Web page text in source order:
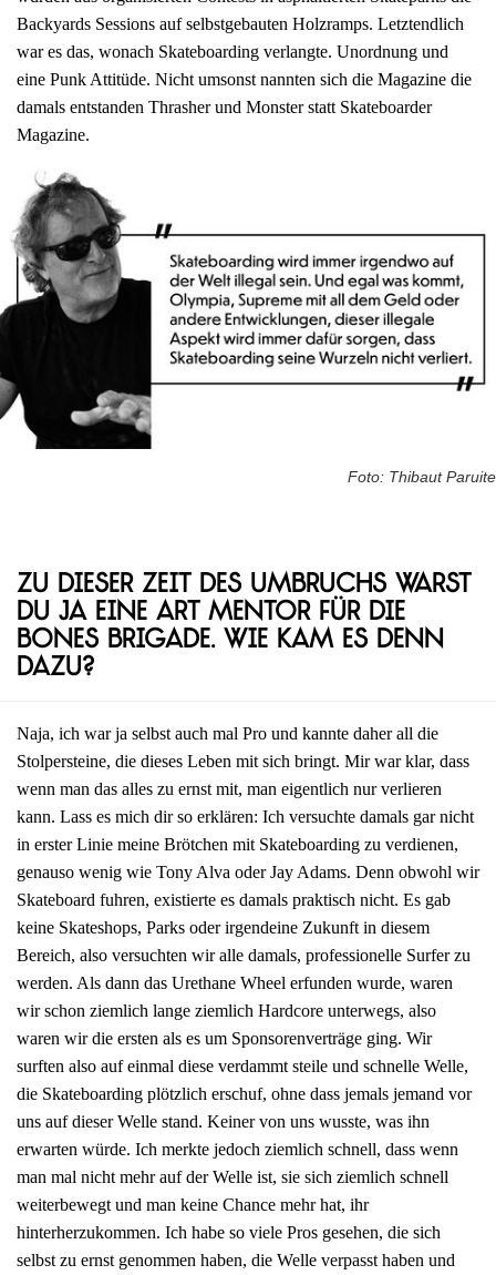
Backyards Sessions auf selbstgebauten Holzramps. Letztendlich
war es das, wonach Skateboarding verlangte. Unordnung und
eine Punk Attitüde. Nicht umsonst nannten sich die Magazine die
damals entstanden Thrasher und Monster statt Skateboarder
Magazine.
Foto: Thibaut Paruite
Zu dieser Zeit des Umbruchs warst
du ja eine Art Mentor für die
Bones Brigade. Wie kam es denn
dazu?
Naja, ich war ja selbst auch mal Pro und kannte daher all die
Stolpersteine, die dieses Leben mit sich bringt. Mir war klar, dass
wenn man das alles zu ernst mit, man eigentlich nur verlieren
kann. Lass es mich dir so erklären: Ich versuchte damals gar nicht
in erster Linie meine Brötchen mit Skateboarding zu verdienen,
genauso wenig wie Tony Alva oder Jay Adams. Denn obwohl wir
Skateboard fuhren, existierte es damals praktisch nicht. Es gab
keine Skateshops, Parks oder irgendeine Zukunft in diesem
Bereich, also versuchten wir alle damals, professionelle Surfer zu
werden. Als dann das Urethane Wheel erfunden wurde, waren
wir schon ziemlich lange ziemlich Hardcore unterwegs, also
waren wir die ersten als es um Sponsorenverträge ging. Wir
surften also auf einmal diese verdammt steile und schnelle Welle,
die Skateboarding plötzlich erschuf, ohne dass jemals jemand vor
uns auf dieser Welle stand. Keiner von uns wusste, was ihn
erwarten würde. Ich merkte jedoch ziemlich schnell, dass wenn
man mal nicht mehr auf der Welle ist, sie sich ziemlich schnell
weiterbewegt und man keine Chance mehr hat, ihr
hinterherzukommen. Ich habe so viele Pros gesehen, die sich
selbst zu ernst genommen haben, die Welle verpasst haben und